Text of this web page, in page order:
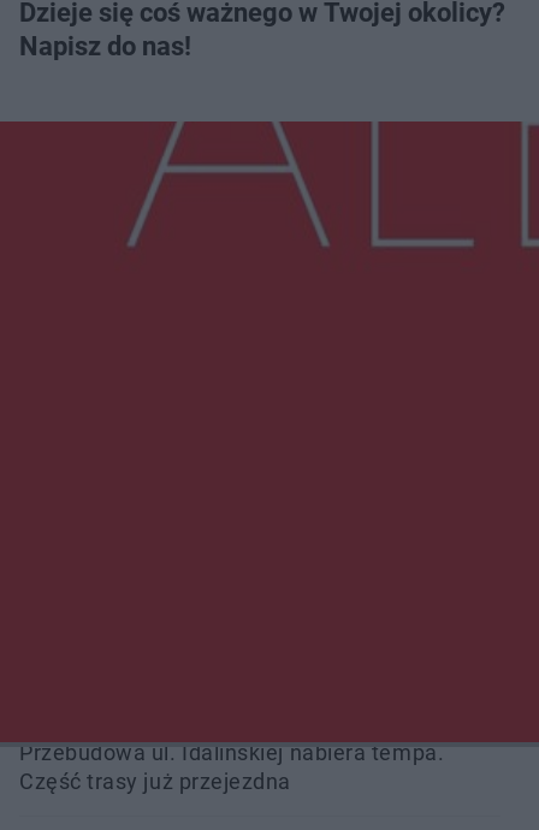
Dzieje się coś ważnego w Twojej okolicy?
Napisz do nas!
Więcej
Przebudowa ul. Idalińskiej nabiera tempa.
Część trasy już przejezdna